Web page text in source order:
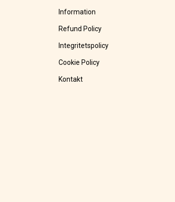
Information
Refund Policy
Integritetspolicy
Cookie Policy
Kontakt